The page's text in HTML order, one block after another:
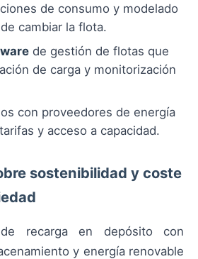
de consumo y modelado
cambiar la flota.
de gestión de flotas que
de carga y monitorización
con proveedores de energía
y acceso a capacidad.
sostenibilidad y coste
recarga en depósito con
y energía renovable